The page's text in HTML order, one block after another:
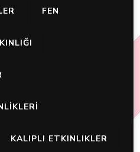
FEN
KALIPLI ETKINLIKLER